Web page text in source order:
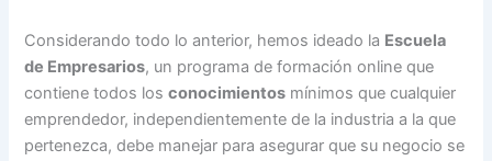
Considerando todo lo anterior, hemos ideado la Escuela
de Empresarios, un programa de formación online que
contiene todos losconocimientos mínimos que cualquier
emprendedor, independientemente de la industria a la que
pertenezca, debe manejar para asegurar que su negocio se